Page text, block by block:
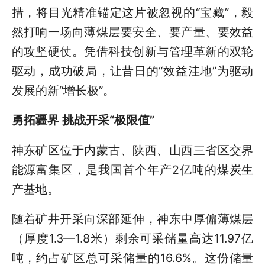
措，将目光精准锚定这片被忽视的“宝藏”，毅
然打响一场向薄煤层要安全、要产量、要效益
的攻坚硬仗。凭借科技创新与管理革新的双轮
驱动，成功破局，让昔日的“效益洼地”为驱动
发展的新“增长极”。
勇拓疆界 挑战开采“极限值”
神东矿区位于内蒙古、陕西、山西三省区交界
能源富集区，是我国首个年产2亿吨的煤炭生
产基地。
随着矿井开采向深部延伸，神东中厚偏薄煤层
（厚度1.3—1.8米）剩余可采储量高达11.97亿
吨，约占矿区总可采储量的16.6%。这份储量